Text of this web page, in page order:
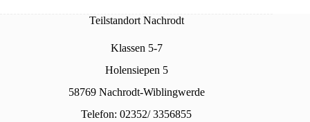
Teilstandort Nachrodt
Klassen 5-7
Holensiepen 5
58769 Nachrodt-Wiblingwerde
Telefon: 02352/ 3356855